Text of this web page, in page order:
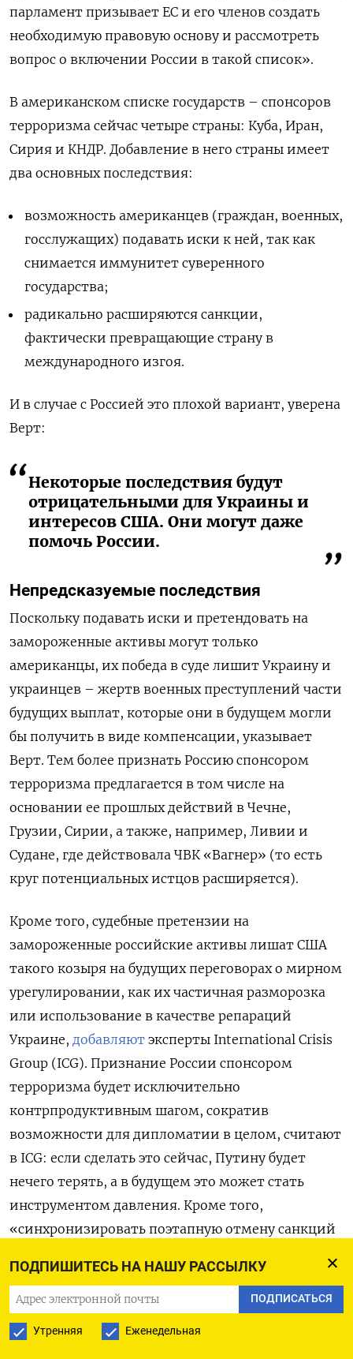
ПОДПИШИТЕСЬ НА НАШУ РАССЫЛКУ
ПОДПИСАТЬСЯ
Утренняя Еженедельная
парламент призывает ЕС и его членов создать
необходимую правовую основу и рассмотреть
вопрос о включении России в такой список».
В американском списке государств – спонсоров
терроризма сейчас четыре страны: Куба, Иран,
Сирия и КНДР. Добавление в него страны имеет
два основных последствия:
возможность американцев (граждан, военных,
госслужащих) подавать иски к ней, так как
снимается иммунитет суверенного
государства;
радикально расширяются санкции,
фактически превращающие страну в
международного изгоя.
И в случае с Россией это плохой вариант, уверена
Верт:
Некоторые последствия будут
отрицательными для Украины и
интересов США. Они могут даже
помочь России.
Непредсказуемые последствия
Поскольку подавать иски и претендовать на
замороженные активы могут только
американцы, их победа в суде лишит Украину и
украинцев – жертв военных преступлений части
будущих выплат, которые они в будущем могли
бы получить в виде компенсации, указывает
Верт. Тем более признать Россию спонсором
терроризма предлагается в том числе на
основании ее прошлых действий в Чечне,
Грузии, Сирии, а также, например, Ливии и
Судане, где действовала ЧВК «Вагнер» (то есть
круг потенциальных истцов расширяется).
Кроме того, судебные претензии на
замороженные российские активы лишат США
такого козыря на будущих переговорах о мирном
урегулировании, как их частичная разморозка
или использование в качестве репараций
Украине, добавляют эксперты International Crisis
Group (ICG). Признание России спонсором
терроризма будет исключительно
контрпродуктивным шагом, сократив
возможности для дипломатии в целом, считают
в ICG: если сделать это сейчас, Путину будет
нечего терять, а в будущем это может стать
инструментом давления. Кроме того,
«синхронизировать поэтапную отмену санкций
заключении мира уже будет крайне
проблематично, а признание спонсором
терроризма добавит значительное